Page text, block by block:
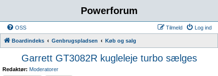
Powerforum
OSS Log ind
Tilmeld
Boardindeks Genbrugspladsen Køb og salg
Garrett GT3082R kugleleje turbo sælges
Redaktør: Moderatorer